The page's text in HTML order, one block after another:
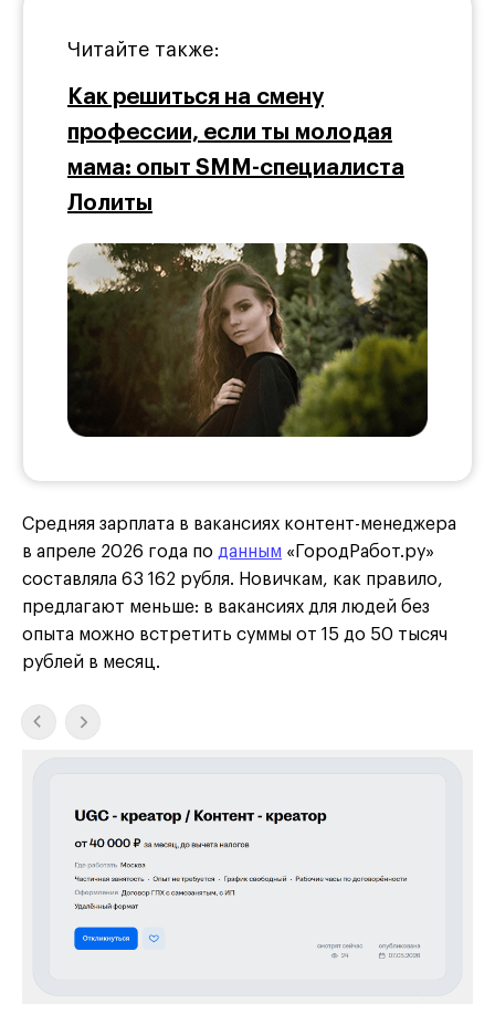
Читайте также:
Как решиться на смену
профессии, если ты молодая
мама: опыт SMM-специалиста
Лолиты
Средняя зарплата в вакансиях контент-менеджера
в апреле 2026 года по данным «ГородРабот.ру»
составляла 63 162 рубля. Новичкам, как правило,
предлагают меньше: в вакансиях для людей без
опыта можно встретить суммы от 15 до 50 тысяч
рублей в месяц.